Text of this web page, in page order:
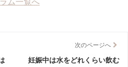
次のページへ
妊娠中は水をどれくらい飲む